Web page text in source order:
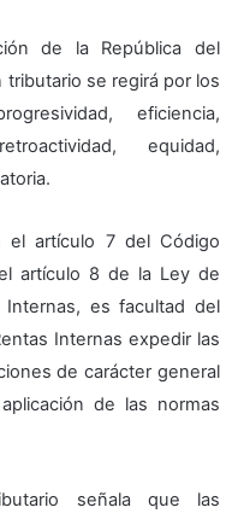
de la República del
se regirá por los
eficiencia,
equidad,
el artículo 7 del Código
artículo 8 de la Ley de
Internas, es facultad del
Internas expedir las
de carácter general
de las normas
señala que las